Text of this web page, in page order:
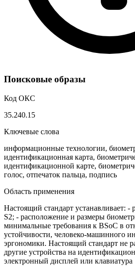
Поисковые образы
Код ОКС
35.240.15
Ключевые слова
информационные технологии,
идентификационная карта,
идентификационной карте,
голос, отпечаток пальца, подпись
Область применения
Настоящий стандарт устанавливает: -
S2; - расположение и размеры
минимальные требования к BSoC в
устойчивости, человеко-машинного
эргономики. Настоящий стандарт не
другие устройства на
электронный дисплей или клавиатура